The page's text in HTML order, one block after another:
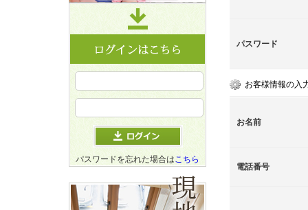
パスワード
お客様情報の入
お名前
電話番号
パスワードを忘れた場合はこちら